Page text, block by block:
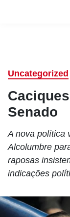
Uncategorized
Senado
A nova política
Alcolumbre
raposas
indicações